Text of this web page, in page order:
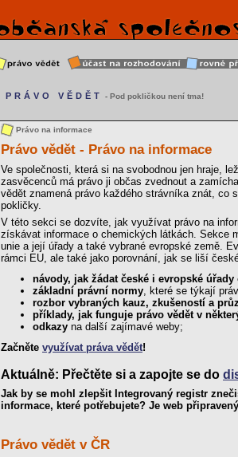
PRÁVO VĚDĚT - Pod pokličkou není tma!
Právo na informace
Právo vědět - Právo na informace
Ve společnosti, která si na svobodnou jen hraje,
zasvěcenců má právo ji občas zvednout a
vědět znamená právo každého strávníka znát, co
pokličky.
V této sekci se dozvíte, jak využívat právo na
získávat informace o chemických látkách. Sekce
unie a její úřady a také vybrané evropské země.
rámci EU, ale také jako porovnání, jak se liší
návody, jak žádat české i evropské
základní právní normy , které se týkají
rozbor vybraných kauz, zkušeností a
příklady, jak funguje právo vědět v
odkazy na další zajímavé weby;
Začněte využívat práva vědět!
Aktuálně: Přečtěte si a zapojte se do
Jak by se mohl zlepšit Integrovaný registr
informace, které potřebujete? Je web
Právo vědět v ČR